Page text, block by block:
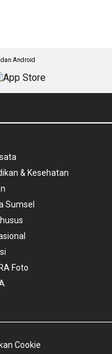
Android
& Kesehatan
Sumsel
Foto
Cookie